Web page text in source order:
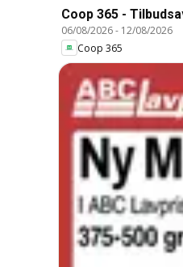
Coop 365 -
06/08/2026- 12/08/2026
Coop 365